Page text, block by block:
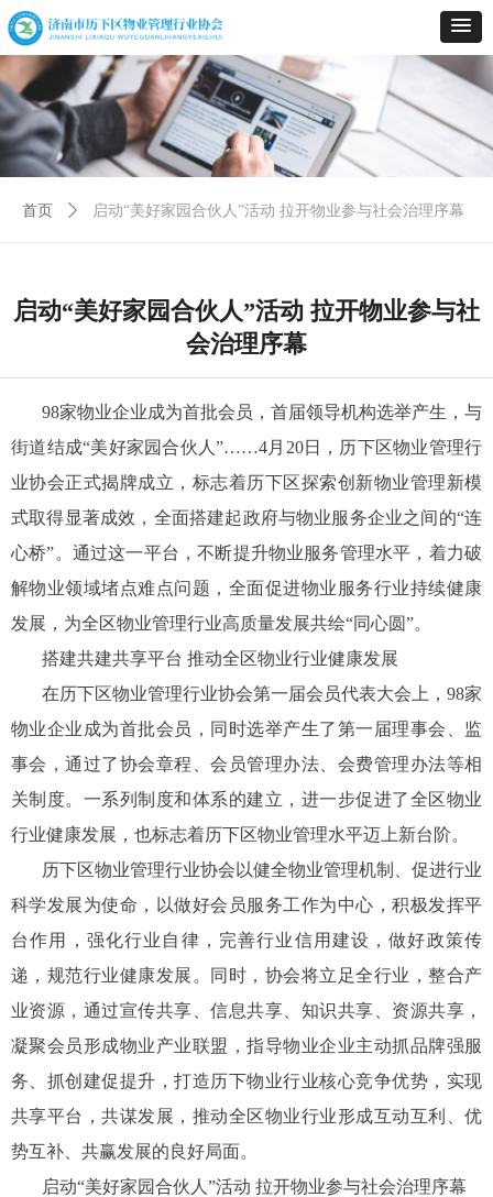
首页 ꄲ 启动“美好家园合伙人”活动 拉开物业参与社会治理序幕
启动“美好家园合伙人”活动 拉开物业参与社
会治理序幕
98家物业企业成为首批会员，首届领导机构选举产生，与
街道结成“美好家园合伙人”……4月20日，历下区物业管理行
业协会正式揭牌成立，标志着历下区探索创新物业管理新模
式取得显著成效，全面搭建起政府与物业服务企业之间的“连
心桥”。通过这一平台，不断提升物业服务管理水平，着力破
解物业领域堵点难点问题，全面促进物业服务行业持续健康
发展，为全区物业管理行业高质量发展共绘“同心圆”。
搭建共建共享平台 推动全区物业行业健康发展
在历下区物业管理行业协会第一届会员代表大会上，98家
物业企业成为首批会员，同时选举产生了第一届理事会、监
事会，通过了协会章程、会员管理办法、会费管理办法等相
关制度。一系列制度和体系的建立，进一步促进了全区物业
行业健康发展，也标志着历下区物业管理水平迈上新台阶。
历下区物业管理行业协会以健全物业管理机制、促进行业
科学发展为使命，以做好会员服务工作为中心，积极发挥平
台作用，强化行业自律，完善行业信用建设，做好政策传
递，规范行业健康发展。同时，协会将立足全行业，整合产
业资源，通过宣传共享、信息共享、知识共享、资源共享，
凝聚会员形成物业产业联盟，指导物业企业主动抓品牌强服
务、抓创建促提升，打造历下物业行业核心竞争优势，实现
共享平台，共谋发展，推动全区物业行业形成互动互利、优
势互补、共赢发展的良好局面。
启动“美好家园合伙人”活动 拉开物业参与社会治理序幕